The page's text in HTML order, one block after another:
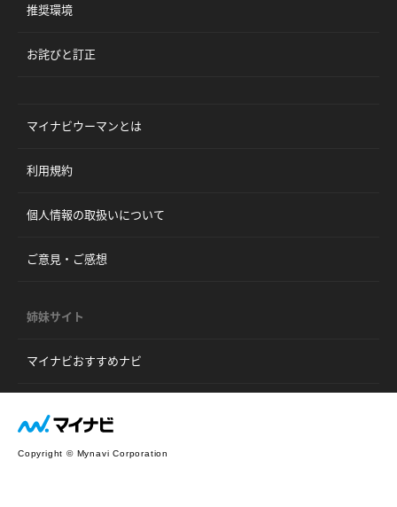
推奨環境
お詫びと訂正
マイナビウーマンとは
利用規約
個人情報の取扱いについて
ご意見・ご感想
姉妹サイト
マイナビおすすめナビ
Copyright © Mynavi Corporation